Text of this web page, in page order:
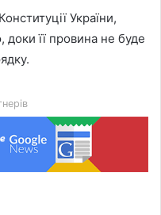
України,
її провина не буде